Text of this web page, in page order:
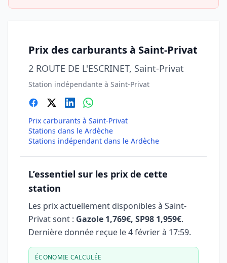
Prix des carburants à Saint-Privat
2 ROUTE DE L'ESCRINET, Saint-Privat
Station indépendante à Saint-Privat
Prix carburants à Saint-Privat
Stations dans le Ardèche
Stations indépendant dans le Ardèche
L’essentiel sur les prix de cette
station
Les prix actuellement disponibles à Saint-
Privat sont : Gazole 1,769€, SP98 1,959€.
Dernière donnée reçue le4 février à 17:59.
ÉCONOMIE CALCULÉE